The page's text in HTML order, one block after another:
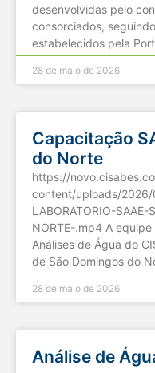
desenvolvidas pelo
consorciados,
estabelecidos pela
28 de maio de 2026
Capacitação
do Norte
https://
content/uploads/2026/
LABORATORIO-
NORTE-.mp4 A
Análises de Água do
de São Domingos do
28 de maio de 2026
Análise de